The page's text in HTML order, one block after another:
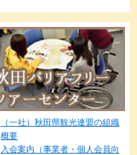
（一社）秋田県観光連盟の組織
概要
入会案内（事業者・個人会員向